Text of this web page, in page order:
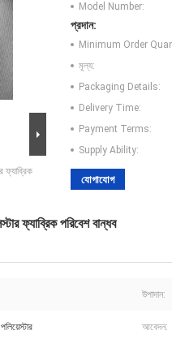
ফ্যাব্রিক
Model Number:
প্রদান:
Minimum Order
মূল্য:
Packaging Details:
Delivery Time:
Payment Terms:
Supply Ability:
যোগাযোগ
ফ্যাব্রিক পরিবেশ বান্ধব
উপাদান:
আবেদন: